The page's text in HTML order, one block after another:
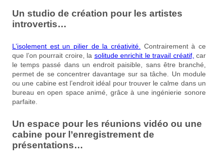
Un studio de création pour les artistes
introvertis…
L’isolement est un pilier de la créativité.
Contrairement à ce
que l’on pourrait croire, la solitude enrichit le travail créatif, car
le temps passé dans un endroit paisible, sans être branché,
permet de se concentrer davantage sur sa tâche. Un module
ou une cabine est l’endroit idéal pour trouver le calme dans un
bureau en open space animé, grâce à une ingénierie sonore
parfaite.
Un espace pour les réunions vidéo ou une
cabine pour l’enregistrement de
présentations…